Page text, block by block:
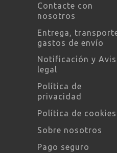
Contacte con
nosotros
Entrega,
gastos de envío
Notificación y
legal
Política de
privacidad
Política de cookies
Sobre nosotros
Pago seguro